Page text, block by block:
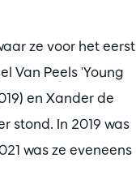
ze voor het eerst
Van Peels 'Young
en Xander de
stond. In 2019 was
was ze eveneens